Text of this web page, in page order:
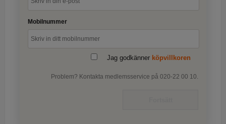
Mobilnummer
Jag godkänner köpvillkoren
Problem? Kontakta medlemsservice på 020-22 00 10.